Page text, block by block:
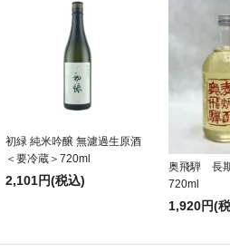
初緑 純米吟醸 無濾過生原酒
＜要冷蔵＞720ml
2,101円(税込)
奥飛騨 長
720ml
1,920円(